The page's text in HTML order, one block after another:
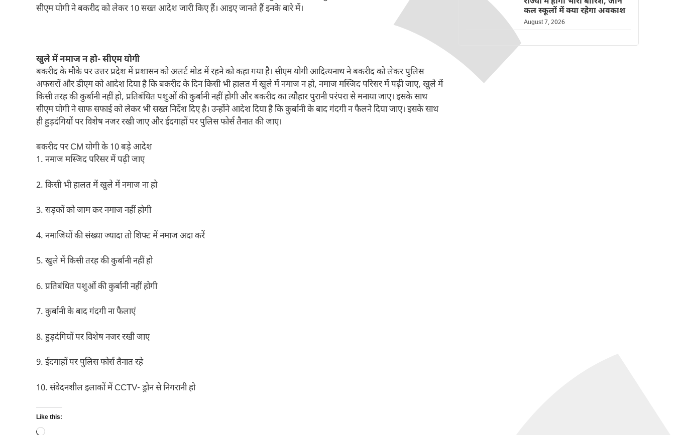
सीएम योगी ने बकरीद को लेकर 10 सख्त आदेश जारी किए हैं। आइए जानते हैं इनके बारे में।
खुले में नमाज न हो- सीएम योगी
बकरीद के मौके पर उत्तर प्रदेश में प्रशासन को अलर्ट मोड में रहने को कहा गया है। सीएम योगी आदित्यनाथ ने बकरीद को लेकर पुलिस
अफसरों और डीएम को आदेश दिया है कि बकरीद के दिन किसी भी हालत में खुले में नमाज न हो, नमाज मस्जिद परिसर में पढ़ी जाए, खुले में
किसी तरह की कुर्बानी नहीं हो, प्रतिबंधित पशुओं की कुर्बानी नहीं होगी और बकरीद का त्यौहार पुरानी परंपरा से मनाया जाए। इसके साथ
सीएम योगी ने साफ सफाई को लेकर भी सख्त निर्देश दिए है। उन्होंने आदेश दिया है कि कुर्बानी के बाद गंदगी न फैलने दिया जाए। इसके साथ
ही हुड़दंगियों पर विशेष नजर रखी जाए और ईदगाहों पर पुलिस फोर्स तैनात की जाए।
बकरीद पर CM योगी के 10 बड़े आदेश
1. नमाज मस्जिद परिसर में पढ़ी जाए
2. किसी भी हालत में खुले में नमाज ना हो
3. सड़कों को जाम कर नमाज नहीं होगी
4. नमाजियों की संख्या ज्यादा तो शिफ्ट में नमाज अदा करें
5. खुले में किसी तरह की कुर्बानी नहीं हो
6. प्रतिबंधित पशुओं की कुर्बानी नहीं होगी
7. कुर्बानी के बाद गंदगी ना फैलाएं
8. हुड़दंगियों पर विशेष नजर रखी जाए
9. ईदगाहों पर पुलिस फोर्स तैनात रहे
10. संवेदनशील इलाकों में CCTV- ड्रोन से निगरानी हो
Like this:
Loading…
कल स्कूलों में क्या रहेगा अवकाश
August 7, 2026